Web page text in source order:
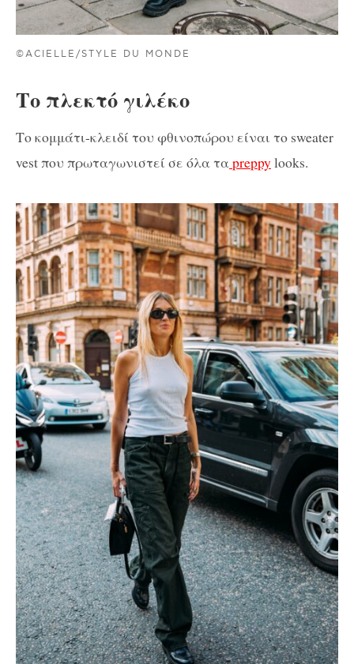
©ACIELLE/STYLE DU MONDE
Το πλεκτό γιλέκο
Το κομμάτι-κλειδί του φθινοπώρου είναι το sweater
vest που πρωταγωνιστεί σε όλα ταpreppylooks.